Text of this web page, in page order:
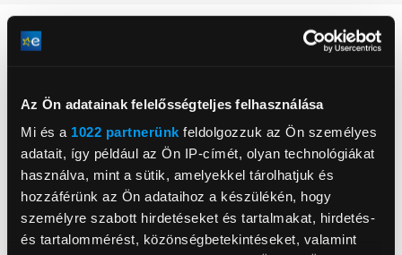
Az Ön adatainak felelősségteljes felhasználása
Mi és a 1022 partnerünk feldolgozzuk az Ön személyes
adatait, így például az Ön IP-címét, olyan technológiákat
használva, mint a sütik, amelyekkel tárolhatjuk és
hozzáférünk az Ön adataihoz a készülékén, hogy
személyre szabott hirdetéseket és tartalmakat, hirdetés-
és tartalommérést, közönségbetekintéseket, valamint
Az Edifier NeoBuds Pro 3 ANC TWS fülhallgató prémium
hangzást, fejlett zajszűrést és alacsony késleltetést kínál.
3D hangzást fejkövetéssel és automatikus váltást az
eszközök között. Ezen kívül még erős szélben is tiszta
beszélgetést tesznek lehetővé, támogatják a gyorstöltést,
IP54-es védettséget és teljes körű személyre
szabhatóságot biztosítanak az EDIFIER ConneX